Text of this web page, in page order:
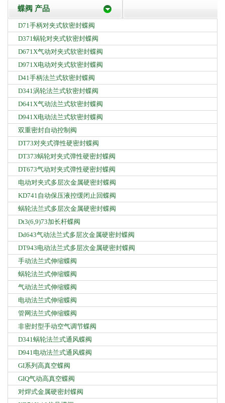
蝶阀 产品
D71手柄对夹式软密封蝶阀
D371蜗轮对夹式软密封蝶阀
D671X气动对夹式软密封蝶阀
D971X电动对夹式软密封蝶阀
D41手柄法兰式软密封蝶阀
D341涡轮法兰式软密封蝶阀
D641X气动法兰式软密封蝶阀
D941X电动法兰式软密封蝶阀
双重密封自动控制阀
DT73对夹式弹性硬密封蝶阀
DT373蜗轮对夹式弹性硬密封蝶阀
DT673气动对夹式弹性硬密封蝶阀
电动对夹式多层次金属硬密封蝶阀
KD741自动保压液控缓闭止回蝶阀
蜗轮法兰式多层次金属硬密封蝶阀
Dt3(6,9)73加长杆蝶阀
Dd643气动法兰式多层次金属硬密封蝶阀
DT943电动法兰式多层次金属硬密封蝶阀
手动法兰式伸缩蝶阀
蜗轮法兰式伸缩蝶阀
气动法兰式伸缩蝶阀
电动法兰式伸缩蝶阀
管网法兰式伸缩蝶阀
非密封型手动空气调节蝶阀
D341蜗轮法兰式通风蝶阀
D941电动法兰式通风蝶阀
GI系列高真空蝶阀
GIQ气动高真空蝶阀
对焊式金属硬密封蝶阀